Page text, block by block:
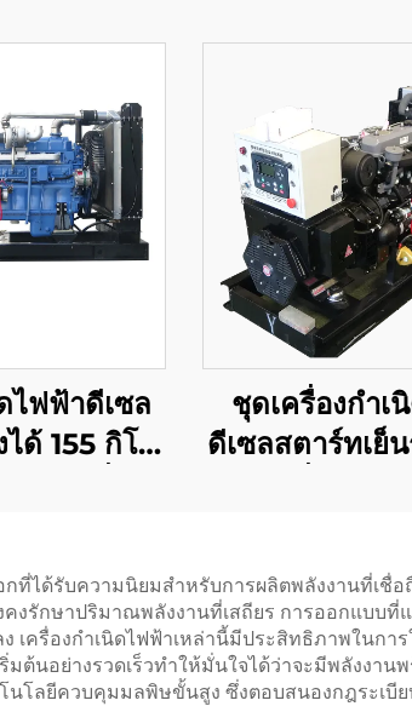
ไฟฟ้าดีเซล
ด้ 155 กิโล
ชุดเครื่องกำเ
ดีเซลสตาร์ทเย็
ที่ได้รับความนิยมสำหรับการผลิตพลังงานที่เชื่
งรักษาปริมาณพลังงานที่เสถียร การออกแบบที่
เครื่องกำเนิดไฟฟ้าเหล่านี้มีประสิทธิภาพในกา
ต้นอย่างรวดเร็วทำให้มั่นใจได้ว่าจะมีพลังงาน
นโลยีควบคุมมลพิษขั้นสูง ซึ่งตอบสนองกฎระเบี